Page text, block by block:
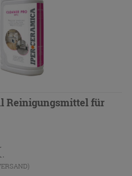
Reinigungsmittel für
)